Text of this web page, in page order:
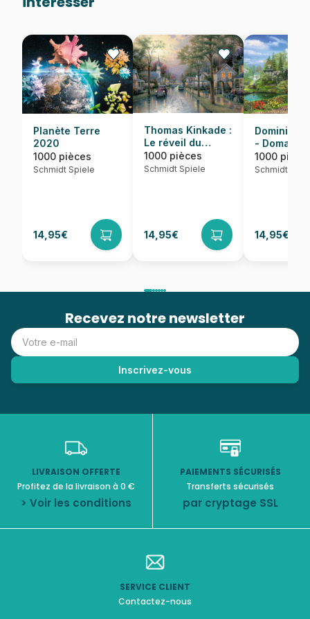
Planète Terre
2020
1000 pièces
Schmidt Spiele
14,95€
Thomas Kinkade :
Le réveil du
village
1000 pièces
Schmidt Spiele
14,95€
Dominic
- Domaine
idyllique
1000
Schmidt
14,95€
Recevez notre newsletter
LIVRAISON OFFERTE
Profitez de la livraison à 0 €
> Voir les conditions
PAIEMENTS SÉCURISÉS
Transferts sécurisés
par cryptage SSL
SERVICE CLIENT
Contactez-nous